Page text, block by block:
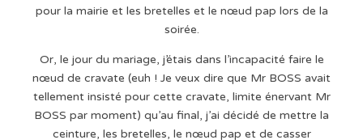
pour la mairie et les bretelles et le nœud pap lors de la
soirée.
Or, le jour du mariage, j’étais dans l’incapacité faire le
nœud de cravate (euh ! Je veux dire que Mr BOSS avait
tellement insisté pour cette cravate, limite énervant Mr
BOSS par moment) qu’au final, j’ai décidé de mettre la
ceinture, les bretelles, le nœud pap et de casser